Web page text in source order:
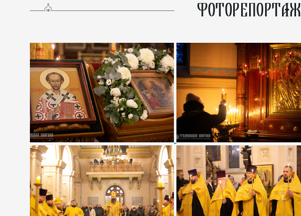
ФОТОРЕПОРТАЖ